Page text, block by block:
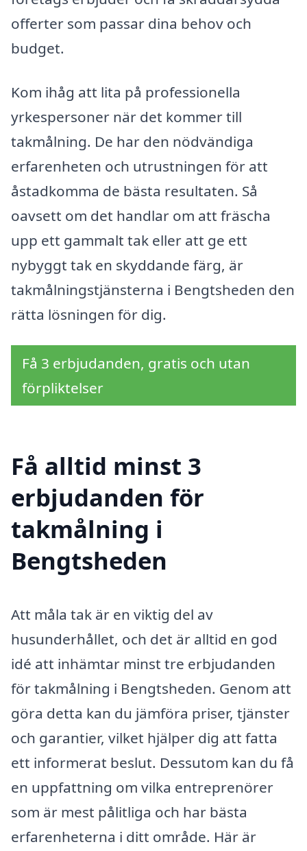
offerter som passar dina behov och
budget.
Kom ihåg att lita på professionella
yrkespersoner när det kommer till
takmålning. De har den nödvändiga
erfarenheten och utrustningen för att
åstadkomma de bästa resultaten. Så
oavsett om det handlar om att fräscha
upp ett gammalt tak eller att ge ett
nybyggt tak en skyddande färg, är
takmålningstjänsterna i Bengtsheden den
rätta lösningen för dig.
Få 3 erbjudanden, gratis och utan
förpliktelser
Få alltid minst 3
erbjudanden för
takmålning i
Bengtsheden
Att måla tak är en viktig del av
husunderhållet, och det är alltid en god
idé att inhämtar minst tre erbjudanden
för takmålning i Bengtsheden. Genom att
göra detta kan du jämföra priser, tjänster
och garantier, vilket hjälper dig att fatta
ett informerat beslut. Dessutom kan du få
en uppfattning om vilka entreprenörer
som är mest pålitliga och har bästa
erfarenheterna i ditt område. Här är